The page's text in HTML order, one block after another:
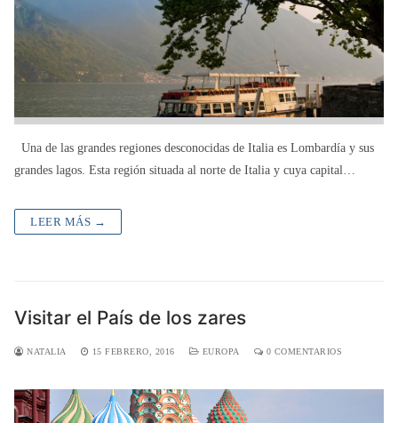
Una de las grandes regiones desconocidas de Italia es Lombardía y sus
grandes lagos. Esta región situada al norte de Italia y cuya capital…
LEER MÁS →
Visitar el País de los zares
NATALIA 15 FEBRERO, 2016 EUROPA 0 COMENTARIOS